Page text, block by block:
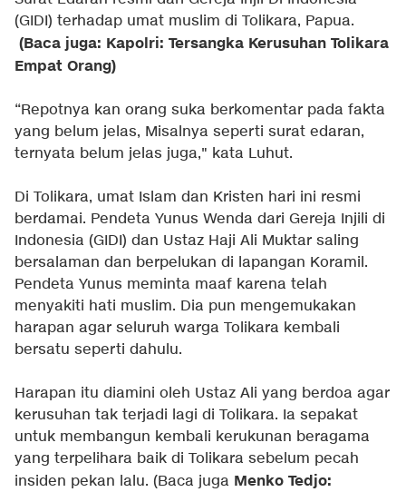
(GIDI) terhadap umat muslim di Tolikara, Papua.
(Baca juga: Kapolri: Tersangka Kerusuhan Tolikara
Empat Orang)
“Repotnya kan orang suka berkomentar pada fakta
yang belum jelas, Misalnya seperti surat edaran,
ternyata belum jelas juga," kata Luhut.
Di Tolikara, umat Islam dan Kristen hari ini resmi
berdamai. Pendeta Yunus Wenda dari Gereja Injili di
Indonesia (GIDI) dan Ustaz Haji Ali Muktar saling
bersalaman dan berpelukan di lapangan Koramil.
Pendeta Yunus meminta maaf karena telah
menyakiti hati muslim. Dia pun mengemukakan
harapan agar seluruh warga Tolikara kembali
bersatu seperti dahulu.
Harapan itu diamini oleh Ustaz Ali yang berdoa agar
kerusuhan tak terjadi lagi di Tolikara. Ia sepakat
untuk membangun kembali kerukunan beragama
yang terpelihara baik di Tolikara sebelum pecah
insiden pekan lalu. (Baca juga Menko Tedjo: